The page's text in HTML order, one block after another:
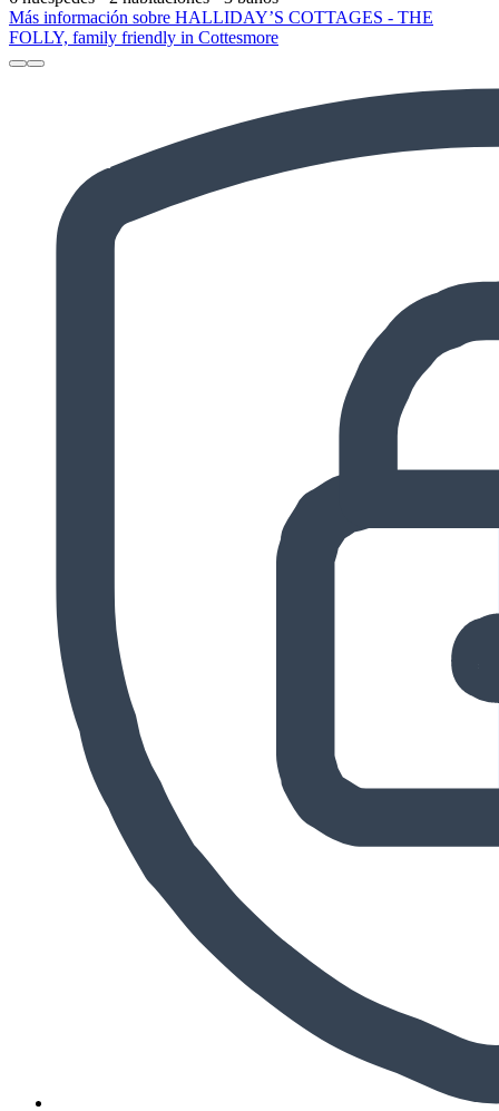
Más información sobre HALLIDAY’S COTTAGES - THE
FOLLY, family friendly in Cottesmore